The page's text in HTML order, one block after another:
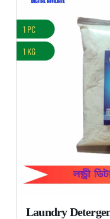
Laundry